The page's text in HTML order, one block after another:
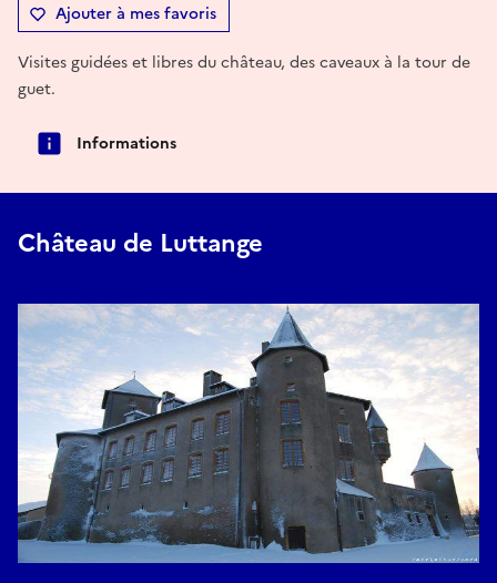
Ajouter à mes favoris
Visites guidées et libres du château, des caveaux à la tour de
guet.
Informations
Château de Luttange